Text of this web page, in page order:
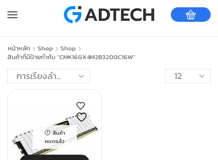
หน้าหลัก Shop
Shop
สินค้าที่มีป้ายกำกับ “CMK16GX4M2B3200C16W”
สินค้า
หมดแล้ว